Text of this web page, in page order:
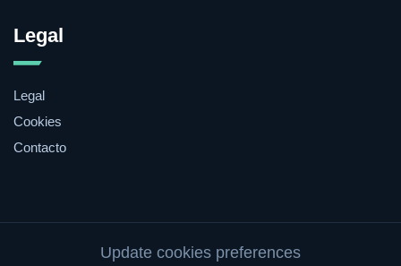
Legal
Legal
Cookies
Contacto
Update cookies preferences